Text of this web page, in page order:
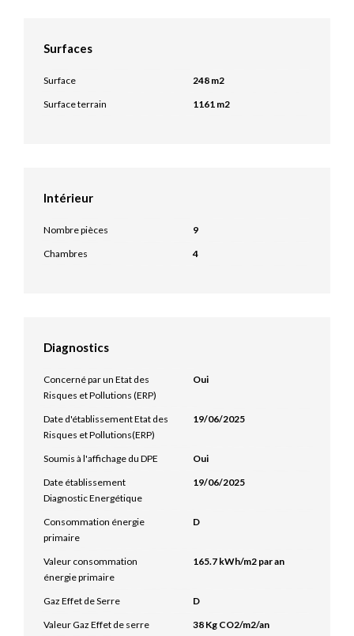
Surfaces
Surface
248 m2
Surface terrain
1161 m2
Intérieur
Nombre pièces
9
Chambres
4
Diagnostics
Concerné par un Etat des
Risques et Pollutions (ERP)
Oui
Date d'établissement Etat des
Risques et Pollutions(ERP)
19/06/2025
Soumis à l'affichage du DPE
Oui
Date établissement
Diagnostic Energétique
19/06/2025
Consommation énergie
primaire
D
Valeur consommation
énergie primaire
165.7 kWh/m2 par an
Gaz Effet de Serre
D
Valeur Gaz Effet de serre
38 Kg CO2/m2/an